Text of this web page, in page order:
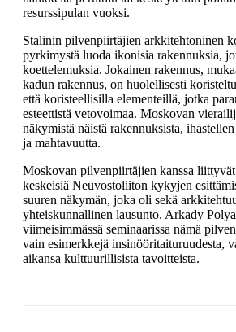
resurssipulan vuoksi.
Stalinin pilvenpiirtäjien arkkitehtoninen
pyrkimystä luoda ikonisia rakennuksia,
koettelemuksia. Jokainen rakennus,
kadun rakennus, on huolellisesti
että koristeellisilla elementeillä, jotka
esteettistä vetovoimaa. Moskovan
näkymistä näistä rakennuksista,
ja mahtavuutta.
Moskovan pilvenpiirtäjien kanssa
keskeisiä Neuvostoliiton kykyjen
suuren näkymän, joka oli sekä
yhteiskunnallinen lausunto. Arkady
viimeisimmässä seminaarissa nämä
vain esimerkkejä insinööritaituruudesta,
aikansa kulttuurillisista tavoitteista.